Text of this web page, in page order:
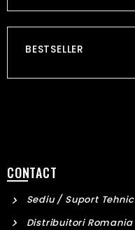
BESTSELLER
CONTACT
Sediu / Suport Tehnic
Distribuitori Romania